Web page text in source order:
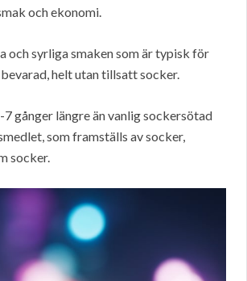
och ekonomi.
och syrliga smaken som är typisk för
helt utan tillsatt socker.
7 gånger längre än vanlig sockersötad
som framställs av socker,
socker.